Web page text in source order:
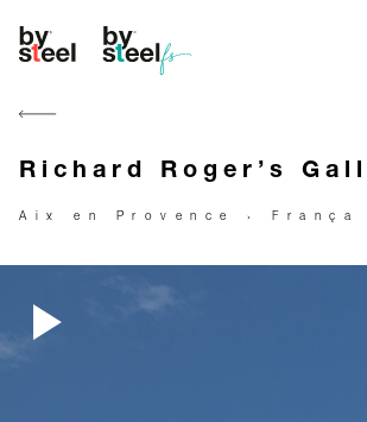
Richard Roger’s
Aix en Provence › França